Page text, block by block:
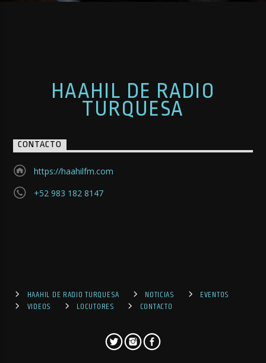
HAAHIL DE RADIO
TURQUESA
CONTACTO
https://haahilfm.com
+52 983 182 8147
HAAHIL DE RADIO TURQUESA NOTICIAS
EVENTOS
VIDEOS
LOCUTORES CONTACTO